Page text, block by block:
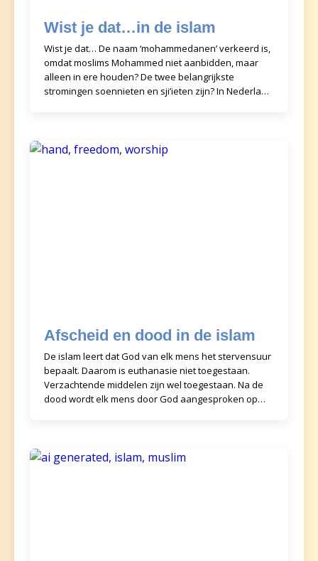
Wist je dat…in de islam
Wist je dat… De naam ‘mohammedanen’ verkeerd is,
omdat moslims Mohammed niet aanbidden, maar
alleen in ere houden? De twee belangrijkste
stromingen soennieten en sji’ieten zijn? In Nederland
Afscheid en dood in de islam
De islam leert dat God van elk mens het stervensuur
bepaalt. Daarom is euthanasie niet toegestaan.
Verzachtende middelen zijn wel toegestaan. Na de
dood wordt elk mens door God aangesproken op